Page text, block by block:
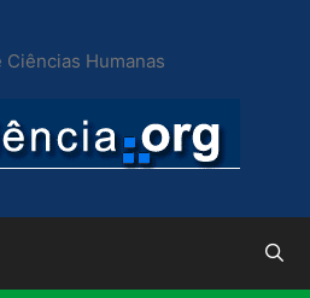
Ciências Humanas